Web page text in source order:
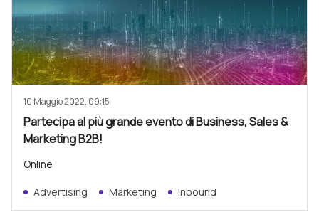
10 Maggio 2022, 09:15
Partecipa al più grande evento di Business, Sales &
Marketing B2B!
Online
Advertising Marketing Inbound